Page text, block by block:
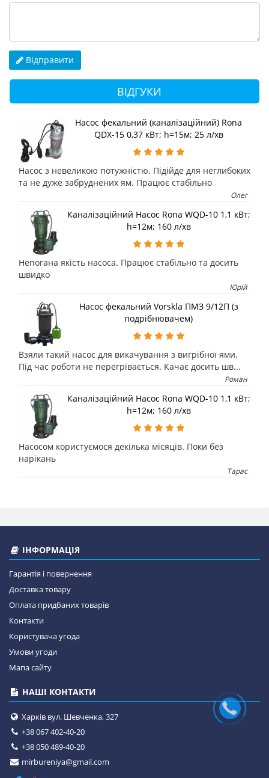
Відправити
ВІДГУКИ
Насос фекальний (каналізаційний) Rona
QDX-15 0,37 кВт; h=15м; 25 л/хв
Насос з невеликою потужністю. Підійде для неглибоких
та не дуже забруднених ям. Працює стабільно
Олег
Каналізаційний Насос Rona WQD-10 1,1 кВт;
h=12м; 160 л/хв
Непогана якість насоса. Працює стабільно та досить
швидко
Юрій
Насос фекальний Vorskla ПМЗ 9/12П (з
подрібнювачем)
Взяли такий насос для викачування з вигрібної ями.
Під час роботи не перегрівається. Качає досить шв...
Роман
Каналізаційний Насос Rona WQD-10 1,1 кВт;
h=12м; 160 л/хв
Насосом користуємося декілька місяців. Поки без
нарікань
Тарас
ІНФОРМАЦІЯ
Гарантія і повернення
Доставка товару
Оплата придбаних товарів
Контакти
Користувача угода
Умови угоди
Мапа сайту
НАШІ КОНТАКТИ
Харків вул. Шевченка, 327
+38 067 402-40-20
+38 050 489-40-20
mirbureniya@gmail.com